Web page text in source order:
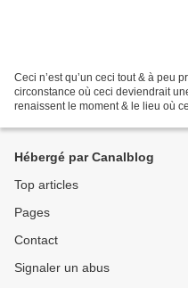
Ceci n’est qu’un ceci tout & à peu
circonstance où ceci deviendrait
renaissent le moment & le lieu où
Hébergé par Canalblog
Top articles
Pages
Contact
Signaler un abus